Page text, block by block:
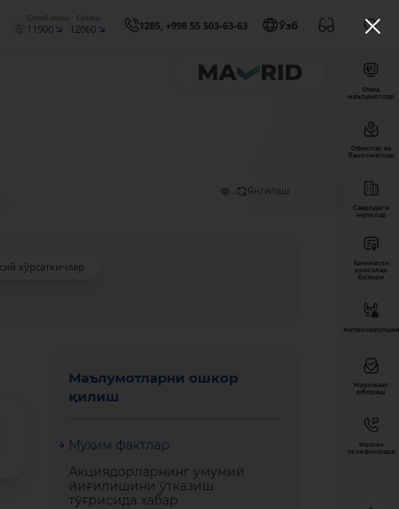
Сотиб олиш
11900
Сотиш
12060 1285, +998 55 503-63-63 Ўзб
Янгилаш: ...
кўрсаткичлар
Маълумотларни ошкор
қилиш
Муҳим фактлар
Акциядорларнинг умумий
йиғилишини ўтказиш
тўғрисида хабар
Очиқ
маълумотлар
Офислар ва
банкоматлар
Савдодаги
мулклар
Қимматли
қоғозлар
бозори
Антикоррупция
Мурожаат
юбориш
Ишонч
телефонлари